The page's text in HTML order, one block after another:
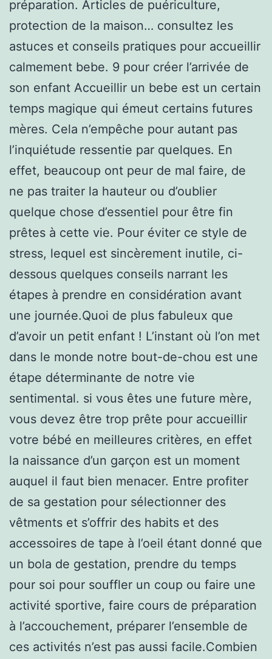
préparation. Articles de puériculture,
protection de la maison… consultez les
astuces et conseils pratiques pour accueillir
calmement bebe. 9 pour créer l’arrivée de
son enfant Accueillir un bebe est un certain
temps magique qui émeut certains futures
mères. Cela n’empêche pour autant pas
l’inquiétude ressentie par quelques. En
effet, beaucoup ont peur de mal faire, de
ne pas traiter la hauteur ou d’oublier
quelque chose d’essentiel pour être fin
prêtes à cette vie. Pour éviter ce style de
stress, lequel est sincèrement inutile, ci-
dessous quelques conseils narrant les
étapes à prendre en considération avant
une journée.Quoi de plus fabuleux que
d’avoir un petit enfant ! L’instant où l’on met
dans le monde notre bout-de-chou est une
étape déterminante de notre vie
sentimental. si vous êtes une future mère,
vous devez être trop prête pour accueillir
votre bébé en meilleures critères, en effet
la naissance d’un garçon est un moment
auquel il faut bien menacer. Entre profiter
de sa gestation pour sélectionner des
vêtments et s’offrir des habits et des
accessoires de tape à l’oeil étant donné que
un bola de gestation, prendre du temps
pour soi pour souffler un coup ou faire une
activité sportive, faire cours de préparation
à l’accouchement, préparer l’ensemble de
ces activités n’est pas aussi facile.Combien